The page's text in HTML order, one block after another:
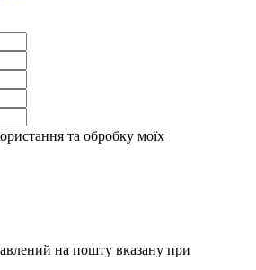
та обробку моїх
на пошту вказану при